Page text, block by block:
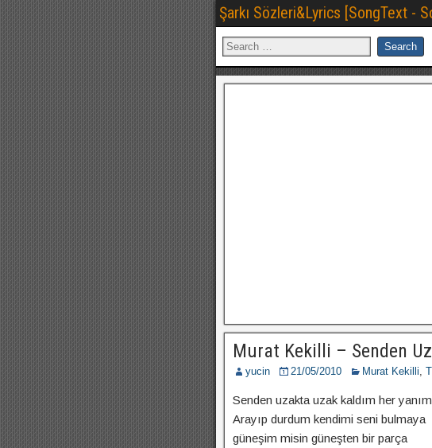
Şarkı Sözleri&Lyrics [SongText -
Murat Kekilli – Senden
yucin 21/05/2010 Murat Kekilli,
Senden uzakta uzak kaldım her
Arayıp durdum kendimi seni bulmaya
güneşim misin güneşten bir parça